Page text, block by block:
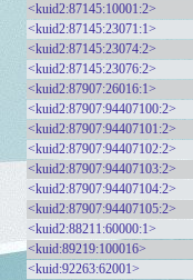
<kuid2:87145:10001:2>
<kuid2:87145:23071:1>
<kuid2:87145:23074:2>
<kuid2:87145:23076:2>
<kuid2:87907:26016:1>
<kuid2:87907:94407100:2>
<kuid2:87907:94407101:2>
<kuid2:87907:94407102:2>
<kuid2:87907:94407103:2>
<kuid2:87907:94407104:2>
<kuid2:87907:94407105:2>
<kuid2:88211:60000:1>
<kuid:89219:100016>
<kuid:92263:62001>